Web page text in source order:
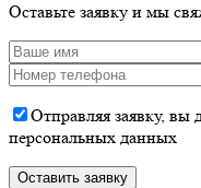
Оставьте заявку и мы
Отправляя заявку, вы
персональных данных